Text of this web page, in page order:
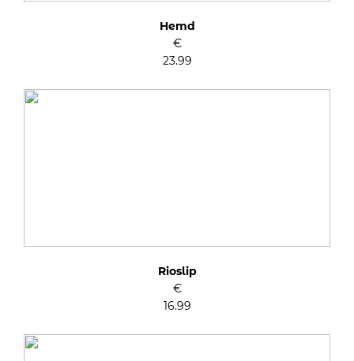
Hemd
€
23.99
Rioslip
€
16.99